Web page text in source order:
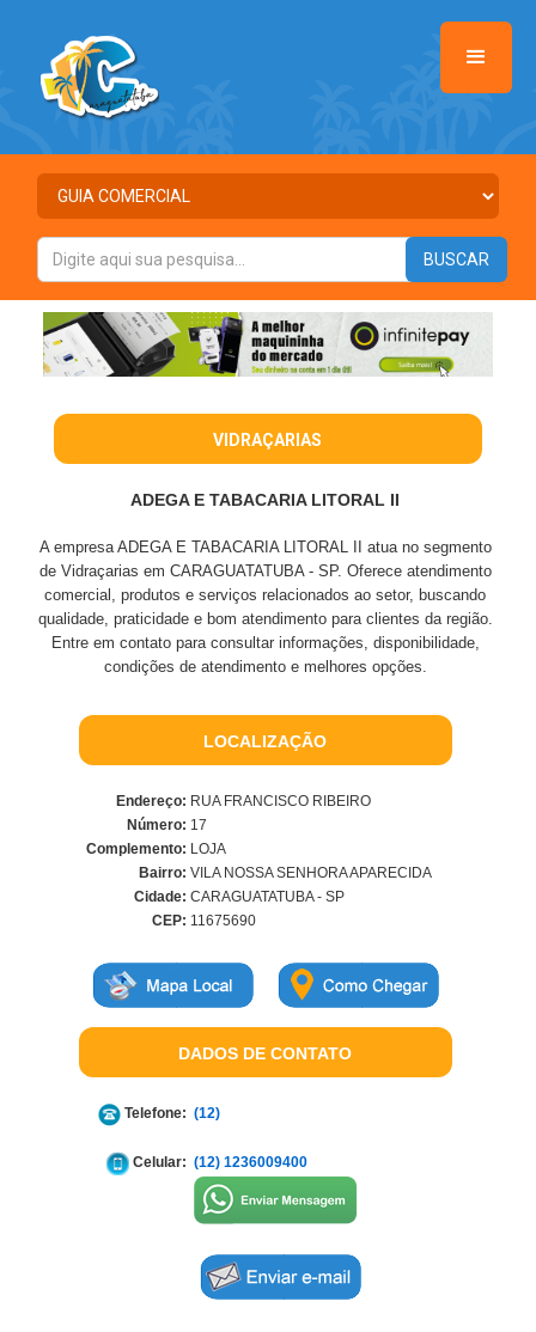
VIDRAÇARIAS
ADEGA E TABACARIA LITORAL II
A empresa ADEGA E TABACARIA LITORAL II atua no segmento
de Vidraçarias em CARAGUATATUBA - SP. Oferece atendimento
comercial, produtos e serviços relacionados ao setor, buscando
qualidade, praticidade e bom atendimento para clientes da região.
Entre em contato para consultar informações, disponibilidade,
condições de atendimento e melhores opções.
LOCALIZAÇÃO
Endereço: RUA FRANCISCO RIBEIRO
Número: 17
Complemento: LOJA
Bairro: VILA NOSSA SENHORA APARECIDA
Cidade: CARAGUATATUBA - SP
CEP: 11675690
DADOS DE CONTATO
Telefone: (12)
Celular: (12) 1236009400